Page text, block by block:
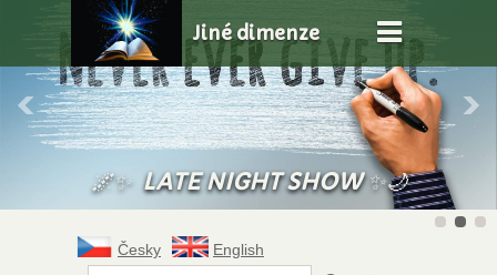
🌌✨ LATE NIGHT SHOW✨🌙
Jiné dimenze
Česky
English